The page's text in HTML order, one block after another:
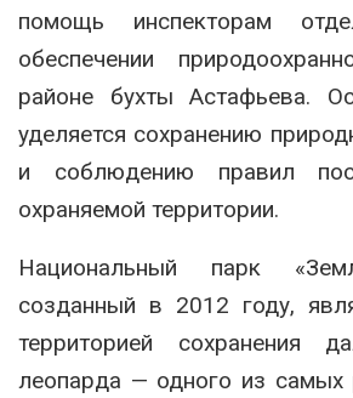
помощь инспекторам
обеспечении
районе бухты Астафьева.
уделяется сохранению
и соблюдению правил
охраняемой территории.
Национальный парк
созданный в 2012 году,
территорией сохранения
леопарда — одного из самых